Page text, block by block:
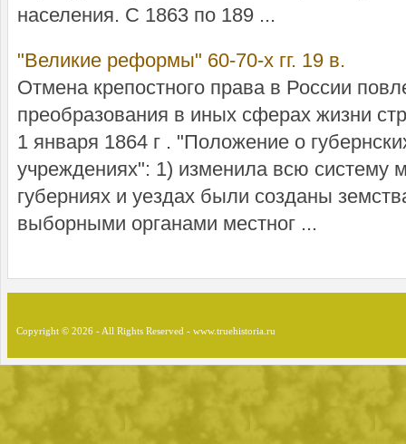
населения. С 1863 по 189 ...
"Великие реформы" 60-70-х гг. 19 в.
Отмена крепостного права в России
преобразования в иных сферах
1 января 1864 г . "Положение о
учреждениях": 1) изменила всю систему
губерниях и уездах были созданы
выборными органами местног ...
Copyright © 2026 - All Rights Reserved - www.truehistoria.ru